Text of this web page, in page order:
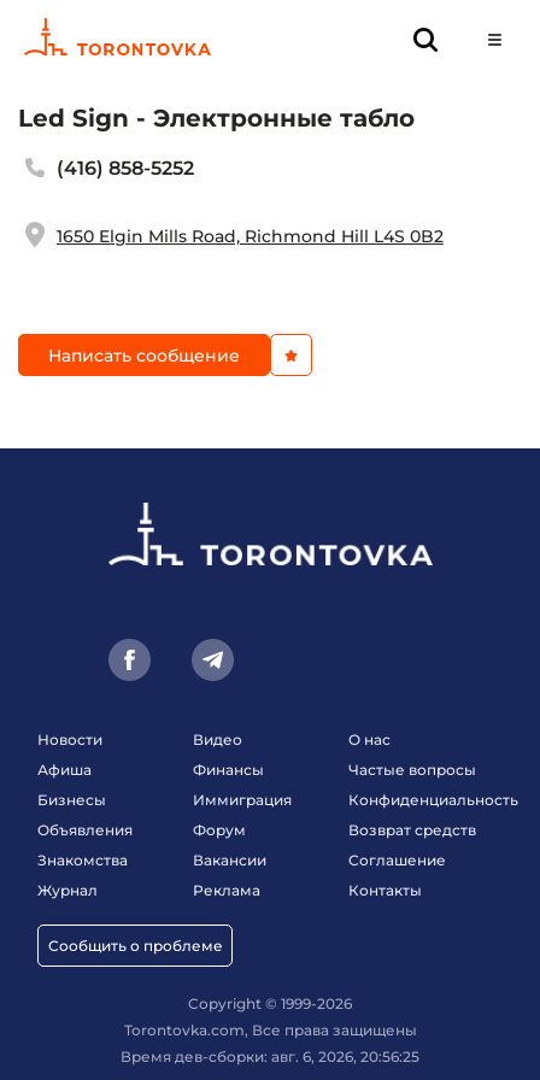
Led Sign - Электронные табло
(416) 858-5252
1650 Elgin Mills Road, Richmond Hill L4S 0B2
Написать сообщение
Новости
Афиша
Бизнесы
Объявления
Знакомства
Журнал
Сообщить о проблеме
Видео
Финансы
Иммиграция
Форум
Вакансии
Реклама
О нас
Частые вопросы
Конфиденциальность
Возврат средств
Соглашение
Контакты
Copyright © 1999-2026
Torontovka.com, Все права защищены
Время дев-сборки: авг. 6, 2026, 20:56:25